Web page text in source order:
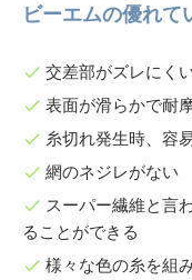
ビーエムの優れて
check 交差部がズレにく
check 表面が滑らかで耐
check 糸切れ発生時、容
check 網のネジレがない
check スーパー繊維と言
ることができる
check 様々な色の糸を組